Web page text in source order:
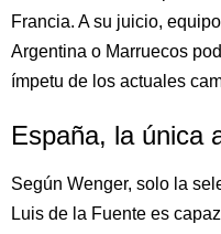
Francia. A su juicio,
Argentina o Marruecos
ímpetu de los actuales
España, la única
Según Wenger, solo la
Luis de la Fuente es